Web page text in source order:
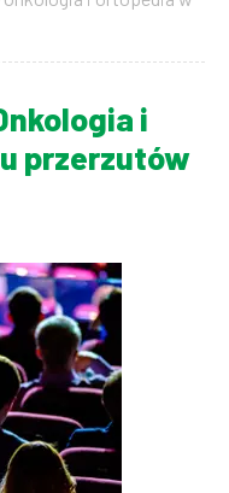
i
przerzutów